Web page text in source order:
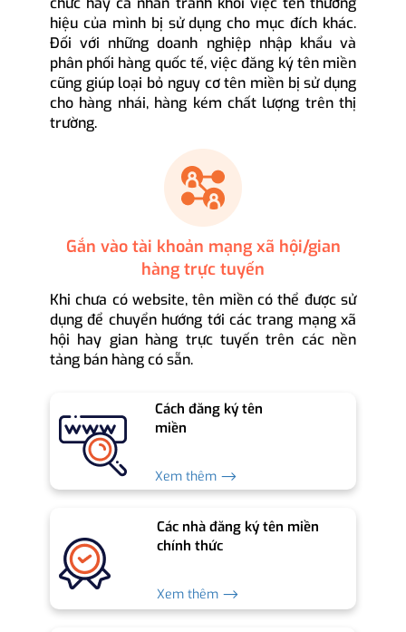
hiệu của mình bị sử dụng cho mục đích khác.
Đối với những doanh nghiệp nhập khẩu và
phân phối hàng quốc tế, việc đăng ký tên miền
cũng giúp loại bỏ nguy cơ tên miền bị sử dụng
cho hàng nhái, hàng kém chất lượng trên thị
trường.
Gắn vào tài khoản mạng xã hội/gian
hàng trực tuyến
Khi chưa có website, tên miền có thể được sử
dụng để chuyển hướng tới các trang mạng xã
hội hay gian hàng trực tuyến trên các nền
tảng bán hàng có sẵn.
Cách đăng ký tên
miền
Xem thêm ⟶
Các nhà đăng ký tên miền
chính thức
Xem thêm ⟶